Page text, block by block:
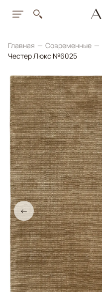
Главная Современные
Честер Люкс №6025
←